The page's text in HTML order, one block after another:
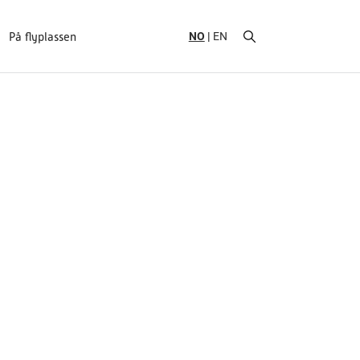
På flyplassen NO EN